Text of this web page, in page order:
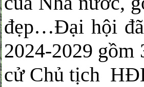
đẹp…Đại hội
2024-2029 gồm
cử Chủ tịch